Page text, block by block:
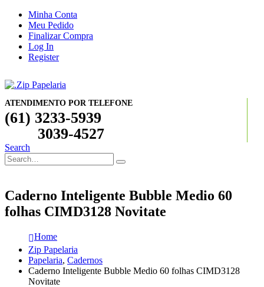
Minha Conta
Meu Pedido
Finalizar Compra
Log In
Register
ATENDIMENTO POR TELEFONE
(61) 3233-5939
3039-4527
Search
Caderno Inteligente Bubble Medio 60
folhas CIMD3128 Novitate
Home
Zip Papelaria
Papelaria, Cadernos
Caderno Inteligente Bubble Medio 60 folhas CIMD3128
Novitate